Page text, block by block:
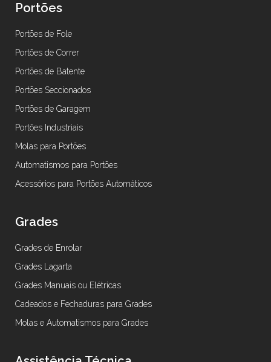
Portões
Portões de Fole
Portões de Correr
Portões de Batente
Portões Seccionados
Portões de Garagem
Portões Industriais
Molas para Portões
Automatismos para Portões
Acessórios para Portões Automáticos
Grades
Grades de Enrolar
Grades Lagarta
Grades Manuais ou Elétricas
Cadeados e Fechaduras para Grades
Molas e Automatismos para Grades